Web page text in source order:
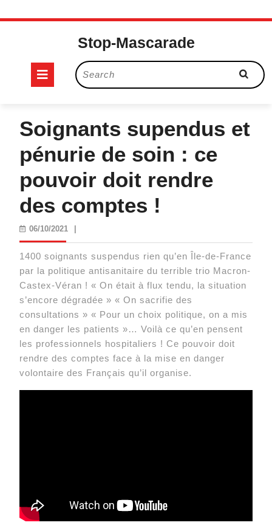
Skip
Stop-Mascarade
Open
Search
for:
Soignants supendus et
pénurie de soin : ce
pouvoir doit rendre
des comptes !
06/10/202106/10/2021
1400 soignants suspendus rien qu’en Île-de-France
par la politique antisanitaire du terrible trio Macron-
Castex-Véran ! « On était à flux tendu, la situation
s’encore dégradée » « On sacrifie des
consultations » « Pour un choix politique, on a mis
en danger les patients »… Voilà ce qu’en pensent
les professionnels hospitaliers ! Ce pouvoir doit
rendre des comptes face à la mise en danger
volontaire des Français qu’il organise.